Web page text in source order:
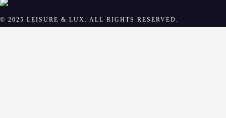
© 2025 LEISURE & LUX. ALL RIGHTS RESERVED.